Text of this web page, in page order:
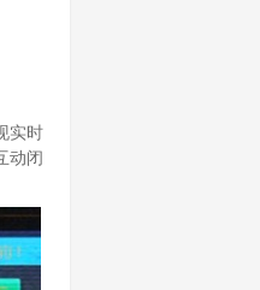
实时
动闭